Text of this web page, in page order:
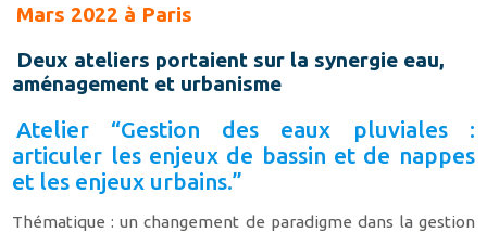
Mars 2022 à Paris
Deux ateliers portaient sur la synergie eau,
aménagement et urbanisme
Atelier “Gestion des eaux pluviales :
articuler les enjeux de bassin et de nappes
et les enjeux urbains.”
Thématique : un changement de paradigme dans la gestion